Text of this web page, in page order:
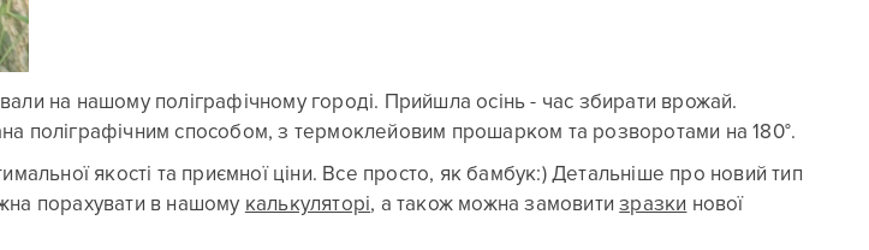
на нашому поліграфічному городі. Прийшла осінь - час збирати врожай.
поліграфічним способом, з термоклейовим прошарком та розворотами на 180°.
якості та приємної ціни. Все просто, як бамбук:) Детальніше про новий тип
порахувати в нашому калькуляторі, а також можна замовитизразки нової